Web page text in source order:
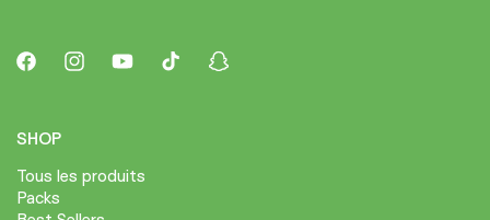
FacebookInstagramYouTubeTikTok Snapchat
SHOP
Tous les produits
Packs